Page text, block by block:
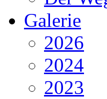
Galerie
2026
2024
2023